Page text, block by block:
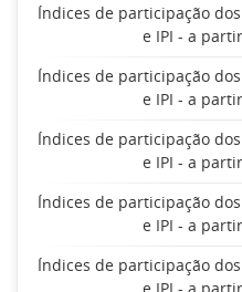
Índices de participação
e IPI - a
Índices de participação
e IPI - a
Índices de participação
e IPI - a
Índices de participação
e IPI - a
Índices de participação